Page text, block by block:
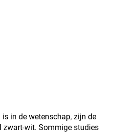
in de wetenschap, zijn de
zwart-wit. Sommige studies